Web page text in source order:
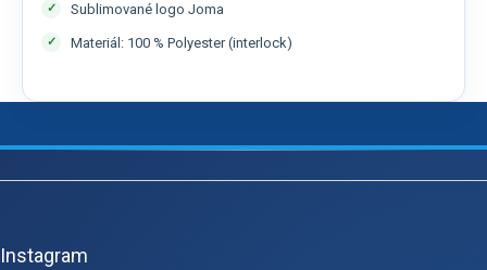
Sublimované logo Joma
Materiál: 100 % Polyester (interlock)
Z
Instagram